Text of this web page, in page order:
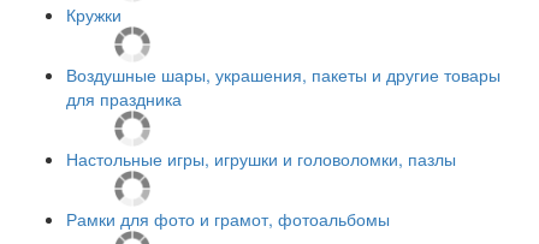
Кружки
Воздушные шары, украшения, пакеты и другие товары
для праздника
Настольные игры, игрушки и головоломки, пазлы
Рамки для фото и грамот, фотоальбомы